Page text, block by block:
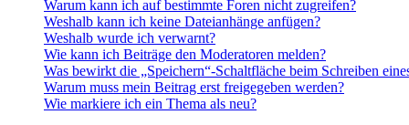
Warum kann ich auf bestimmte Foren nicht zugreifen?
Weshalb kann ich keine Dateianhänge anfügen?
Weshalb wurde ich verwarnt?
Wie kann ich Beiträge den Moderatoren melden?
Was bewirkt die „Speichern“-Schaltfläche beim Schreiben
Warum muss mein Beitrag erst freigegeben werden?
Wie markiere ich ein Thema als neu?